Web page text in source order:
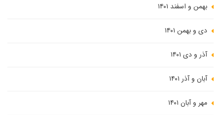
بهمن و اسفند ۱۴۰۱
دی و بهمن ۱۴۰۱
آذر و دی ۱۴۰۱
آبان و آذر ۱۴۰۱
مهر و آبان ۱۴۰۱